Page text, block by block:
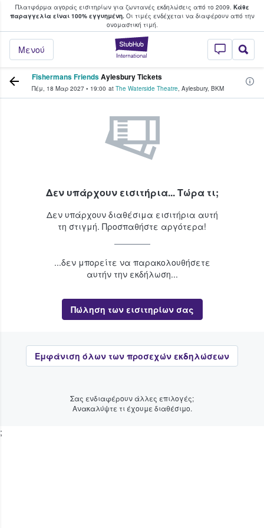
Πλατφόρμα αγοράς εισιτηρίων για ζωντανές εκδηλώσεις από το 2009. Κάθε
παραγγελία είναι 100% εγγυημένη.Οι τιμές ενδέχεται να διαφέρουν από την
oνομαστική τιμή.
StubHub - Όπου
Μενού
φαν αγοράζουν και πουλούν
Fishermans FriendsAylesbury Tickets
Πέμ, 18 Μαρ 2027 • 19:00 at The Waterside Theatre, Aylesbury, BKM
Δεν υπάρχουν εισιτήρια... Τώρα τι;
Δεν υπάρχουν διαθέσιμα εισιτήρια αυτή
τη στιγμή. Προσπαθήστε αργότερα!
...δεν μπορείτε να παρακολουθήσετε
αυτήν την εκδήλωση...
Πώληση των εισιτηρίων σας
Εμφάνιση όλων των προσεχών εκδηλώσεων
Σας ενδιαφέρουν άλλες επιλογές;
Ανακαλύψτε τι έχουμε διαθέσιμο.
;